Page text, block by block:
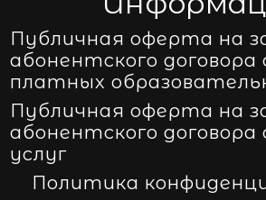
Публичная оферта на
абонентского договора
платных
Публичная оферта на
абонентского договора
услуг
Политика